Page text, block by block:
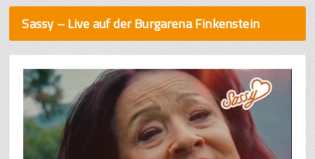
Sassy – Live auf der Burgarena Finkenstein